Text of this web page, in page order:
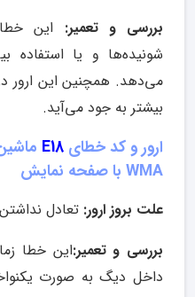
بررسی و تعمیر: این
شونیده‌ها و یا
می‌دهد. همچنین این ارور
بیشتر به جود می‌آید.
ارور و کد خطای E18
WMA با صفحه نمایش
علت بروز ارور: تعادل
بررسی و تعمیر:این خطا
داخل دیگ به صورت